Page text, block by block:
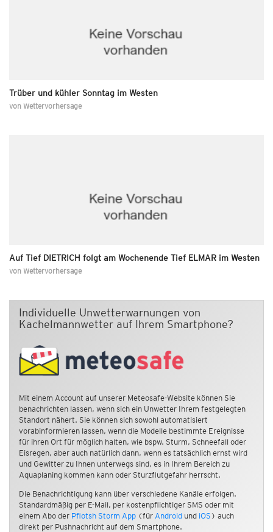
Trüber und kühler Sonntag im Westen
von Wettervorhersage
Auf Tief DIETRICH folgt am Wochenende Tief ELMAR im Westen
von Wettervorhersage
Individuelle Unwetterwarnungen von
Kachelmannwetter auf Ihrem Smartphone?
Mit einem Account auf unserer Meteosafe-Website können Sie
benachrichten lassen, wenn sich ein Unwetter Ihrem festgelegten
Standort nähert. Sie können sich sowohl automatisiert
vorabinformieren lassen, wenn die Modelle bestimmte Ereignisse
für ihren Ort für möglich halten, wie bspw. Sturm, Schneefall oder
Eisregen, aber auch natürlich dann, wenn es tatsächlich ernst wird
und Gewitter zu Ihnen unterwegs sind, es in Ihrem Bereich zu
Aquaplaning kommen kann oder Sturzflutgefahr herrscht.
Die Benachrichtigung kann über verschiedene Kanäle erfolgen.
Standardmäßig per E-Mail, per kostenpflichtiger SMS oder mit
einem Abo der Pflotsh Storm App (für Android und iOS ) auch
direkt per Pushnachricht auf dem Smartphone.